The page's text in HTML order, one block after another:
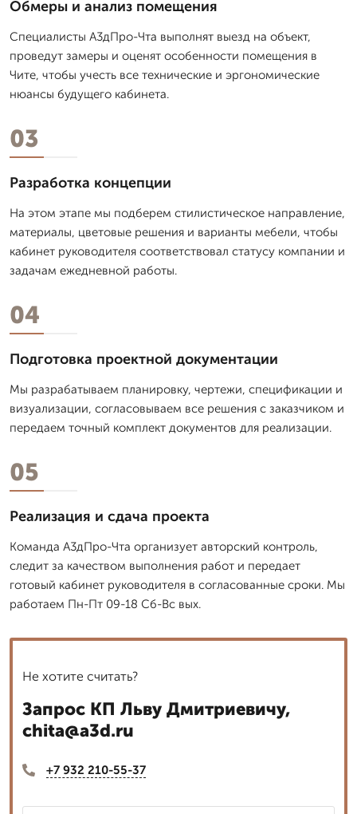
Обмеры и анализ помещения
Специалисты А3дПро-Чта выполнят выезд на объект,
проведут замеры и оценят особенности помещения в
Чите, чтобы учесть все технические и эргономические
нюансы будущего кабинета.
03
Разработка концепции
На этом этапе мы подберем стилистическое направление,
материалы, цветовые решения и варианты мебели, чтобы
кабинет руководителя соответствовал статусу компании и
задачам ежедневной работы.
04
Подготовка проектной документации
Мы разрабатываем планировку, чертежи, спецификации и
визуализации, согласовываем все решения с заказчиком и
передаем точный комплект документов для реализации.
05
Реализация и сдача проекта
Команда А3дПро-Чта организует авторский контроль,
следит за качеством выполнения работ и передает
готовый кабинет руководителя в согласованные сроки. Мы
работаем Пн-Пт 09-18 Сб-Вс вых.
Не хотите считать?
Запрос КП Льву Дмитриевичу,
chita@a3d.ru
+7 932 210-55-37